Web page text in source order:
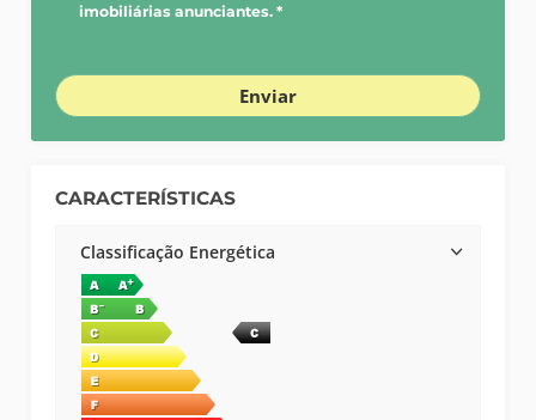
imobiliárias anunciantes. *
Enviar
CARACTERÍSTICAS
Classificação Energética